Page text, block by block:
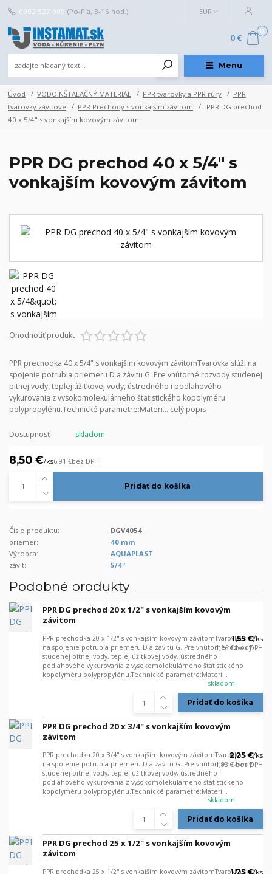
Menu
EUR
0902 527 909 (Po-Pia, 8-16 hod.)
0
0 €
Úvod VODOINŠTALAČNÝ MATERIÁL PPR tvarovky a PPR rúry
PPR
tvarovky závitové
PPR Prechody s vonkajším závitom
PPR DG prechod
40 x 5/4" s vonkajším kovovým závitom
PPR DG prechod 40 x 5/4" s
vonkajším kovovým závitom
Ohodnotiť produkt
PPR prechodka 40 x 5/4" s vonkajším kovovým závitomTvarovka slúži na
spojenie potrubia priemeru D a závitu G. Pre vnútorné rozvody studenej
pitnej vody, teplej úžitkovej vody, ústredného i podlahového
vykurovania z vysokomolekulárneho štatistického kopolyméru
polypropylénu.Technické parametre:Materi... celý popis
Dostupnosť skladom
8,50 €/ks6,91 €bez DPH
Pridať do košíka
Číslo produktu:
DGV4054
priemer:
40 mm
Výrobca:
AQUAPLAST
závit:
5/4"
Podobné produkty
PPR DG prechod 20 x 1/2" s vonkajším kovovým
závitom
PPR prechodka 20 x 1/2" s vonkajším kovovým závitomTvarovka slúži
na spojenie potrubia priemeru D a závitu G. Pre vnútorné rozvody
studenej pitnej vody, teplej úžitkovej vody, ústredného i
podlahového vykurovania z vysokomolekulárneho štatistického
kopolyméru polypropylénu.Technické parametre:Materi...
1,55 €/ks
1,26 €bez DPH
skladom
Pridať do košíka
PPR DG prechod 20 x 3/4" s vonkajším kovovým
závitom
PPR prechodka 20 x 3/4" s vonkajším kovovým závitomTvarovka slúži
na spojenie potrubia priemeru D a závitu G. Pre vnútorné rozvody
studenej pitnej vody, teplej úžitkovej vody, ústredného i
podlahového vykurovania z vysokomolekulárneho štatistického
kopolyméru polypropylénu.Technické parametre:Materi...
2,25 €/ks
1,83 €bez DPH
skladom
Pridať do košíka
PPR DG prechod 25 x 1/2" s vonkajším kovovým
závitom
PPR prechodka 25 x 1/2" s vonkajším kovovým závitomTvarovka slúži
1,75 €/ks